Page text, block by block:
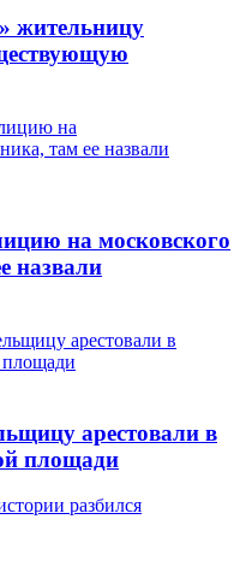
жительницу
на московского
назвали
арестовали в
площади